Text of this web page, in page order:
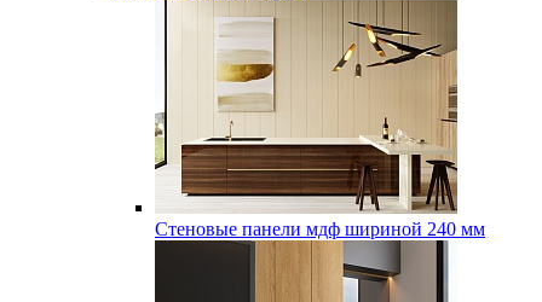
Стеновые панели мдф шириной 240 мм